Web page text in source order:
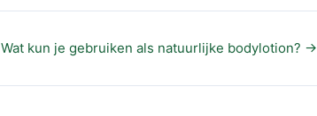
Wat kun je gebruiken als natuurlijke bodylotion? →